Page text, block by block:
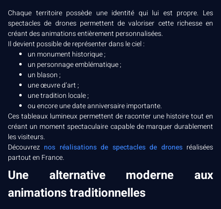
Chaque territoire possède une identité qui lui est propre. Les
spectacles de drones permettent de valoriser cette richesse en
créant des animations entièrement personnalisées.
Il devient possible de représenter dans le ciel :
un monument historique ;
un personnage emblématique ;
un blason ;
une œuvre d’art ;
une tradition locale ;
ou encore une date anniversaire importante.
Ces tableaux lumineux permettent de raconter une histoire tout en
créant un moment spectaculaire capable de marquer durablement
les visiteurs.
Découvrez nos réalisations de spectacles de dronesréalisées
partout en France.
Une alternative moderne aux
animations traditionnelles